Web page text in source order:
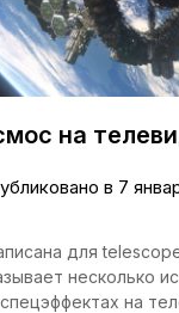
на
в 7
для
несколько
на